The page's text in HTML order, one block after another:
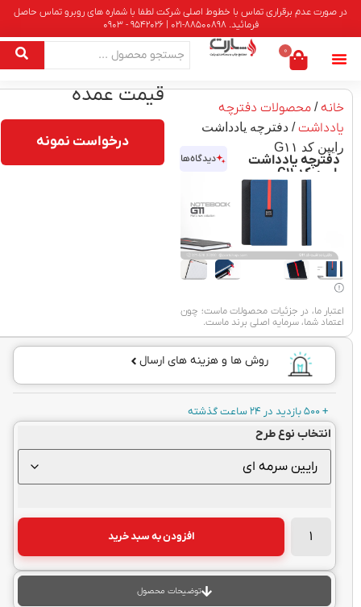
در صورت عدم برقراری تماس با خطوط اصلی شرکت لطفا با شماره های روبرو تماس حاصل
فرمائید. 88500898-021 | 9542026 - 0903
0
خانه/ محصولات دفترچه
یادداشت/ دفترچه یادداشت
رایین کد G۱۱
دفترچه یادداشت
رایین کد G۱۱
دیدگاه‌ها
اعتبار ما، در جزئیات محصولات ماست؛ چون
اعتماد شما، سرمایه اصلی برند ماست.
قیمت عمده
درخواست نمونه
روش ها و هزینه های ارسال
انتخاب نوع طرح
افزودن به سبد خرید
توضیحات محصول